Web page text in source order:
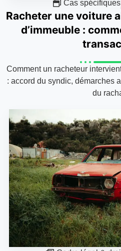
Cas spécifiques
Racheter une voiture
d’immeuble :
Comment un racheteur
: accord du syndic, démarches
du